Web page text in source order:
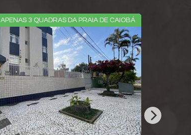
APENAS 3 QUADRAS DA PRAIA DE CAIOBÁ